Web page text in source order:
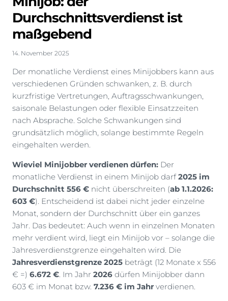
Durchschnittsverdienst ist
maßgebend
14. November 2025
Der monatliche Verdienst eines Minijobbers kann aus
verschiedenen Gründen schwanken, z. B. durch
kurzfristige Vertretungen, Auftragsschwankungen,
saisonale Belastungen oder flexible Einsatzzeiten
nach Absprache. Solche Schwankungen sind
grundsätzlich möglich, solange bestimmte Regeln
eingehalten werden.
Wieviel Minijobber verdienen dürfen: Der
monatliche Verdienst in einem Minijob darf2025 im
Durchschnitt 556 € nicht überschreiten (ab 1.1.2026:
603 €). Entscheidend ist dabei nicht jeder einzelne
Monat, sondern der Durchschnitt über ein ganzes
Jahr. Das bedeutet: Auch wenn in einzelnen Monaten
mehr verdient wird, liegt ein Minijob vor – solange die
Jahresverdienstgrenze eingehalten wird. Die
Jahresverdienstgrenze 2025 beträgt (12 Monate x 556
€ =) 6.672 €. Im Jahr 2026 dürfen Minijobber dann
603 € im Monat bzw. 7.236 € im Jahr verdienen.